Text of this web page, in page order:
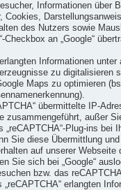
Informationen über
Cookies,
des Nutzers sowie
Checkbox an „Google“
Informationen unter
zu digitalisieren
Maps zu optimieren
übermittelte IP-
zusammengeführt, außer
Plug-ins bei
Sie diese Übermittlung
auf unserer Webseite
Sie sich bei „Google“
bzw. das
erlangten